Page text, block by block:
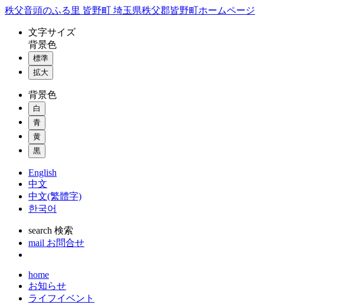
コ
秩父音頭のふる里 皆野町 埼玉県秩父郡皆野町ホームページ
文字サイズ
背景色
標準
拡大
背景色
白
青
黄
黒
English
中文
中文(繁體字)
한국어
search 検索
mail お問合せ
home
お知らせ
ライフイベント